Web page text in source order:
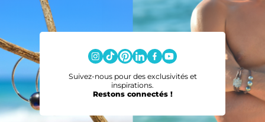
Suivez-nous pour des exclusivités et
inspirations.
Restons connectés !